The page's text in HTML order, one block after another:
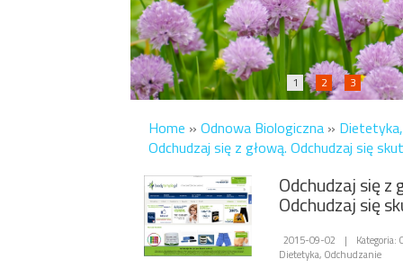
1 2 3
Home » Odnowa Biologiczna »
Odchudzaj się z głową. Odchudzaj się
Odchudzaj się z
Odchudzaj się
2015-09-02 |
Kategoria:
Dietetyka, Odchudzanie